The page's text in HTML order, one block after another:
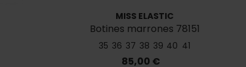
MISS ELASTIC
Botines marrones 78151
35 36 37 38 39 40 41
Precio
85,00 €